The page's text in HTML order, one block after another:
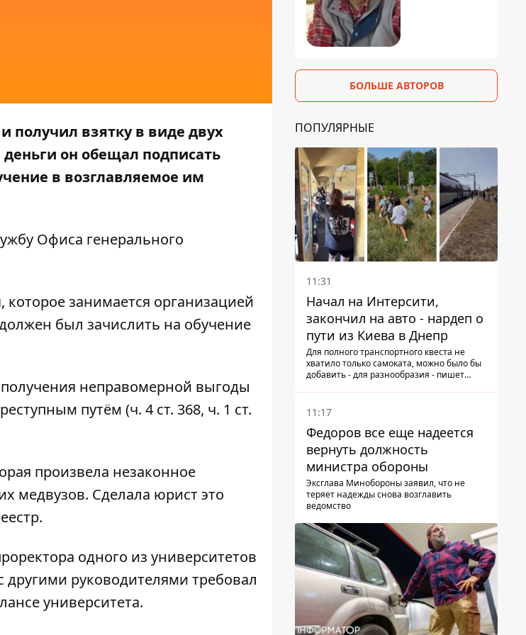
получил взятку в виде двух
он обещал подписать
в возглавляемое им
Офиса генерального
которое занимается организацией
был зачислить на обучение
неправомерной выгоды
путём (ч. 4 ст. 368, ч. 1 ст.
произвела незаконное
медвузов. Сделала юрист это
одного из университетов
другими руководителями требовал
университета.
БОЛЬШЕ АВТОРОВ
ПОПУЛЯРНЫЕ
11:31
Начал на Интерсити,
закончил на авто - нардеп о
пути из Киева в Днепр
Для полного транспортного квеста не
хватило только самоката, можно было бы
добавить - для разнообразия - пишет
11:17
Федоров все еще надеется
вернуть должность
министра обороны
Эксглава Минобороны заявил, что не
теряет надежды снова возглавить
ведомство